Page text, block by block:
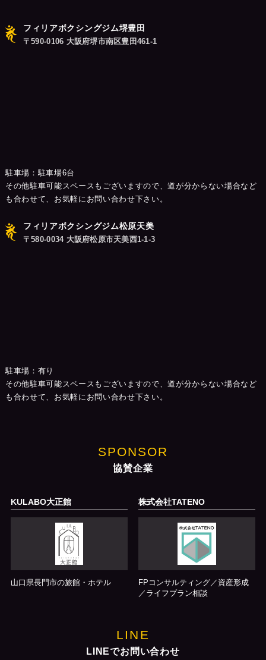
フィリアボクシングジム堺豊田
〒590-0106 大阪府堺市南区豊田461-1
駐車場：駐車場6台
その他駐車可能スペースもございますので、道が分からない場合など
も合わせて、お気軽にお問い合わせ下さい。
フィリアボクシングジム松原天美
〒580-0034 大阪府松原市天美西1-1-3
駐車場：有り
その他駐車可能スペースもございますので、道が分からない場合など
も合わせて、お気軽にお問い合わせ下さい。
SPONSOR
協賛企業
KULABO大正館
山口県長門市の旅館・ホテル
株式会社TATENO
FPコンサルティング／資産形成
／ライフプラン相談
LINE
LINEでお問い合わせ